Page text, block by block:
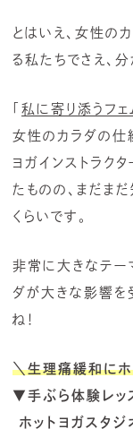
とはいえ、女性の
る私たちでさえ、
私に寄り添うフェ
女性のカラダの仕
ヨガインストラク
たものの、まだま
くらいです。
非常に大きなテー
ダが大きな影響を
ね！
＼生理痛緩和に
▼手ぶら体験レッ
ホットヨガスタ